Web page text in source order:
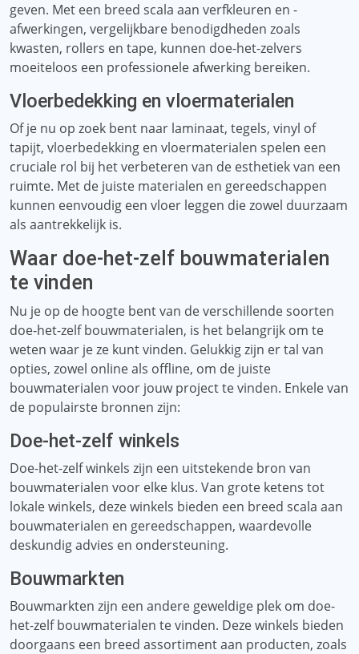
geven. Met een breed scala aan verfkleuren en -
afwerkingen, vergelijkbare benodigdheden zoals
kwasten, rollers en tape, kunnen doe-het-zelvers
moeiteloos een professionele afwerking bereiken.
Vloerbedekking en vloermaterialen
Of je nu op zoek bent naar laminaat, tegels, vinyl of
tapijt, vloerbedekking en vloermaterialen spelen een
cruciale rol bij het verbeteren van de esthetiek van een
ruimte. Met de juiste materialen en gereedschappen
kunnen eenvoudig een vloer leggen die zowel duurzaam
als aantrekkelijk is.
Waar doe-het-zelf bouwmaterialen
te vinden
Nu je op de hoogte bent van de verschillende soorten
doe-het-zelf bouwmaterialen, is het belangrijk om te
weten waar je ze kunt vinden. Gelukkig zijn er tal van
opties, zowel online als offline, om de juiste
bouwmaterialen voor jouw project te vinden. Enkele van
de populairste bronnen zijn:
Doe-het-zelf winkels
Doe-het-zelf winkels zijn een uitstekende bron van
bouwmaterialen voor elke klus. Van grote ketens tot
lokale winkels, deze winkels bieden een breed scala aan
bouwmaterialen en gereedschappen, waardevolle
deskundig advies en ondersteuning.
Bouwmarkten
Bouwmarkten zijn een andere geweldige plek om doe-
het-zelf bouwmaterialen te vinden. Deze winkels bieden
doorgaans een breed assortiment aan producten, zoals